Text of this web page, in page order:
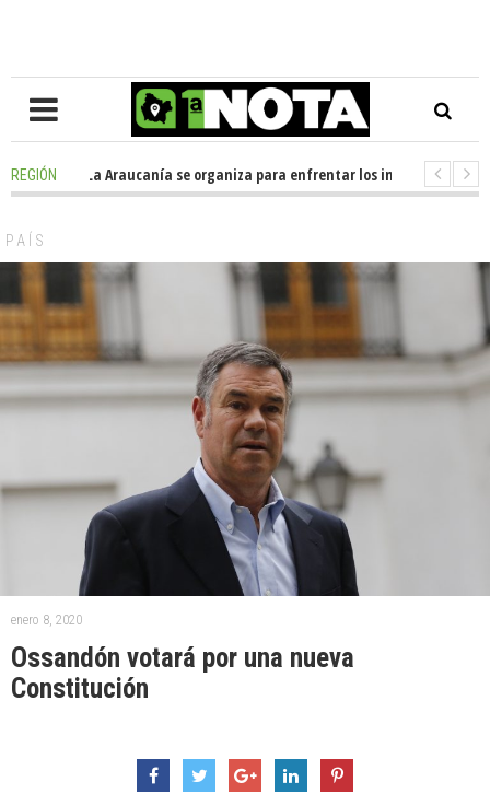
REGIÓNen La Araucanía se organiza para enfrentar los impactos de la
PAÍS
enero 8, 2020
Ossandón votará por una nueva
Constitución